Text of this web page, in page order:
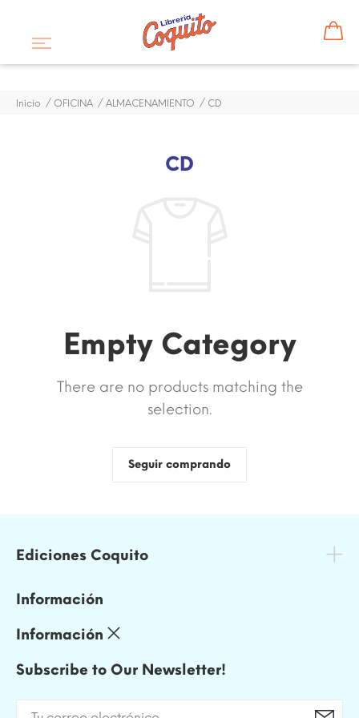
Inicio OFICINA ALMACENAMIENTO CD
CD
Empty Category
There are no products matching the
selection.
Seguir comprando
Ediciones Coquito
Información
Información
Subscribe to Our Newsletter!